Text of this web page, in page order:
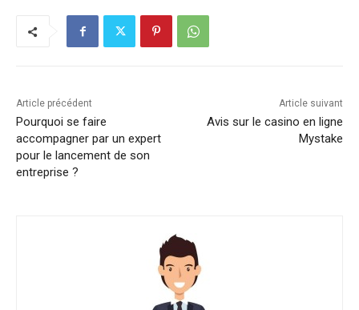
Article précédent
Pourquoi se faire
accompagner par un expert
pour le lancement de son
entreprise ?
Article suivant
Avis sur le casino en ligne
Mystake